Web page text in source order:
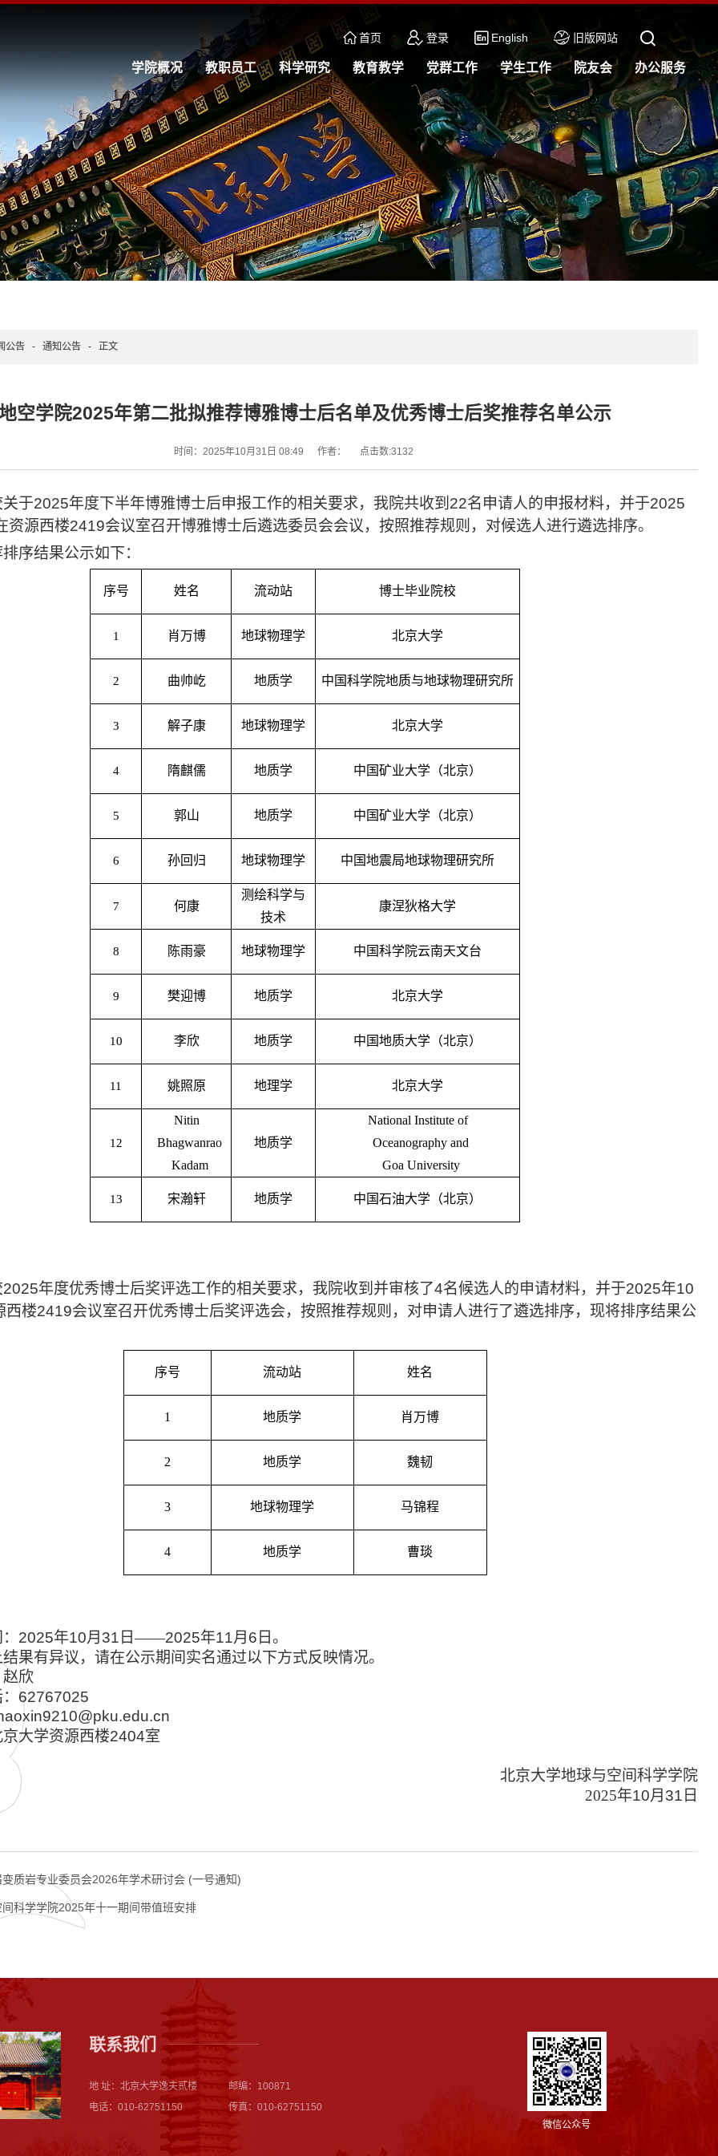
首页 登录 English 旧版网站
学院概况 教职员工 科学研究 教育教学 党群工作 学生工作 院友会 办公服务
公告 - 通知公告 - 正文
空学院2025年第二批拟推荐博雅博士后名单及优秀博士后奖推荐名单公示
时间：2025年10月31日 08:49 作者： 点击数:3132
于2025年度下半年博雅博士后申报工作的相关要求，我院共收到 22名申请人的申报材料，并于2025
资源西楼2419会议室召开博雅博士后遴选委员会会议，按照推荐规则，对候选人进行遴选排序。
序结果公示如下：
序号 姓名 流动站 博士毕业院校
1 肖万博 地球物理学 北京大学
2 曲帅屹 地质学 中国科学院地质与地球物理研究所
3 解子康 地球物理学 北京大学
4 隋麒儒 地质学 中国矿业大学（北京）
5 郭山 地质学 中国矿业大学（北京）
6 孙回归 地球物理学 中国地震局地球物理研究所
7 何康
测绘科学与
技术
康涅狄格大学
8 陈雨豪 地球物理学 中国科学院云南天文台
9 樊迎博 地质学 北京大学
10 李欣 地质学 中国地质大学（北京）
11 姚照原 地理学 北京大学
12
Nitin
Bhagwanrao
Kadam
地质学
National Institute of
Oceanography and
Goa University
13 宋瀚轩 地质学 中国石油大学（北京）
2025年度优秀博士后奖评选工作的相关要求，我院收到并审核了4名候选人的申请材料，并于2025年10
西楼2419会议室召开优秀博士后奖评选会，按照推荐规则，对申请人进行了遴选排序，现将排序结果公
序号 流动站 姓名
1 地质学 肖万博
2 地质学 魏韧
3 地球物理学 马锦程
4 地质学 曹琰
2025年10月 31 日——2025年11月 6 日。
果有异议，请在公示期间实名通过以下方式反映情况。
欣
62767025
大学资源西楼2404室
北京大学地球与空间科学学院
2025年10月 31 日
质岩专业委员会2026年学术研讨会 (一号通知)
科学学院2025年十一期间带值班安排
联系我们
地 址：北京大学逸夫贰楼
邮编：100871
电话：010-62751150
传真：010-62751150
微信公众号